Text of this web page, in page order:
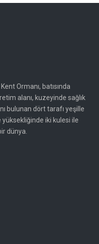
Ormanı, batısında
alanı, kuzeyinde sağlık
bulunan dört tarafı yeşille
iki kulesi ile
dünya.